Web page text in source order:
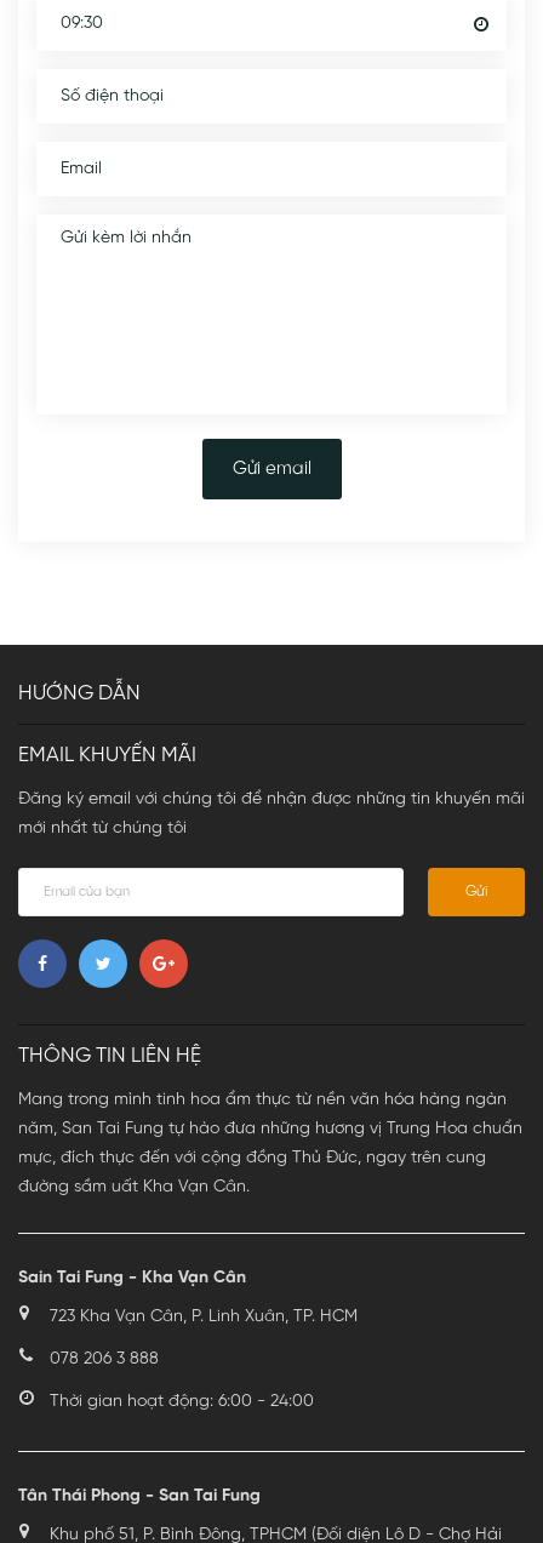
Gửi email
HƯỚNG DẪN
EMAIL KHUYẾN MÃI
Đăng ký email với chúng tôi để nhận được những tin khuyến mãi
mới nhất từ chúng tôi
Gửi
THÔNG TIN LIÊN HỆ
Mang trong mình tinh hoa ẩm thực từ nền văn hóa hàng ngàn
năm, San Tai Fung tự hào đưa những hương vị Trung Hoa chuẩn
mực, đích thực đến với cộng đồng Thủ Đức, ngay trên cung
đường sầm uất Kha Vạn Cân.
Sain Tai Fung - Kha Vạn Cân
723 Kha Vạn Cân, P. Linh Xuân, TP. HCM
078 206 3 888
Thời gian hoạt động: 6:00 - 24:00
Tân Thái Phong - San Tai Fung
Khu phố 51, P. Bình Đông, TPHCM (Đối diện Lô D - Chợ Hải